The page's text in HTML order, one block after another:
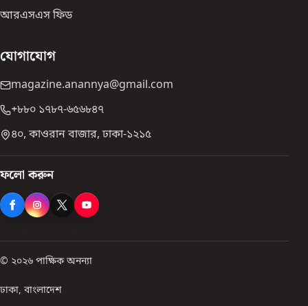
আরএসএস ফিড
যোগাযোগ
magazine.anannya@gmail.com
+৮৮০ ১৭৮৭-৬৫৬৮৪৭
৪০, কাওরান বাজার, ঢাকা-১২১৫
ফলো করুন
© ২০২৬ পাক্ষিক অনন্যা
ঢাকা, বাংলাদেশ